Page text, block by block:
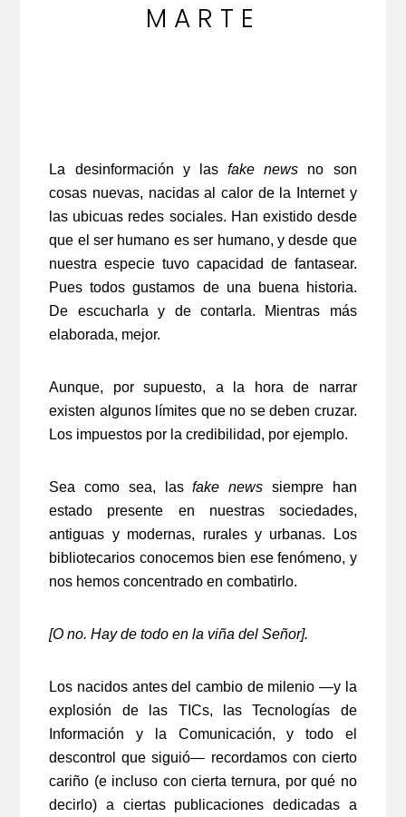
MARTE
La desinformación y lasfake news no son
cosas nuevas, nacidas al calor de la Internet y
las ubicuas redes sociales. Han existido desde
que el ser humano es ser humano, y desde que
nuestra especie tuvo capacidad de fantasear.
Pues todos gustamos de una buena historia.
De escucharla y de contarla. Mientras más
elaborada, mejor.
Aunque, por supuesto, a la hora de narrar
existen algunos límites que no se deben cruzar.
Los impuestos por la credibilidad, por ejemplo.
Sea como sea, lasfake news siempre han
estado presente en nuestras sociedades,
antiguas y modernas, rurales y urbanas. Los
bibliotecarios conocemos bien ese fenómeno, y
nos hemos concentrado en combatirlo.
[O no. Hay de todo en la viña del Señor].
Los nacidos antes del cambio de milenio ―y la
explosión de las TICs, las Tecnologías de
Información y la Comunicación, y todo el
descontrol que siguió― recordamos con cierto
cariño (e incluso con cierta ternura, por qué no
decirlo) a ciertas publicaciones dedicadas a